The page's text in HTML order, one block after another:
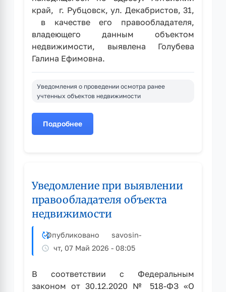
край, г. Рубцовск, ул. Декабристов, 31,
в качестве его правообладателя,
владеющего данным объектом
недвижимости, выявлена Голубева
Галина Ефимовна.
Уведомления о проведении осмотра ранее
учтенных объектов недвижимости
Подробнее
о
объекта
недвижимости
Уведомление при выявлении
правообладателя объекта
недвижимости
Опубликовано savosin-
чт, 07 Май 2026 - 08:05
В соответствии с Федеральным
законом от 30.12.2020 № 518-ФЗ «О